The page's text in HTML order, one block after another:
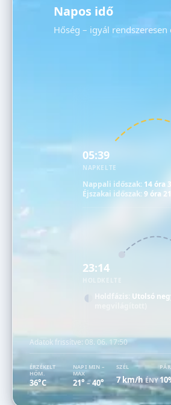
Napos idő
Hőség – igyál rendszeresen
05:39
NAPKELTE
Nappali időszak: 14 óra
Éjszakai időszak:9 óra
23:14
Holdfázis: Utolsó
Adatok frissítve: 08. 06. 17:50
ÉRZÉKELT
HŐM.
36°C
NAPI MIN –
MAX
21° –40°
SZÉL
7 km/hÉNY